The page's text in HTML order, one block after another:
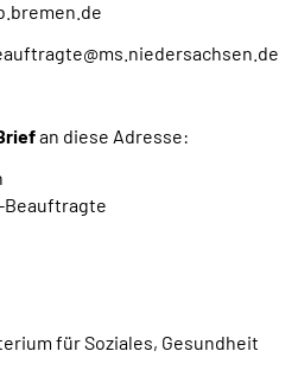
an diese Adresse:
Beauftragte
für Soziales, Gesundheit